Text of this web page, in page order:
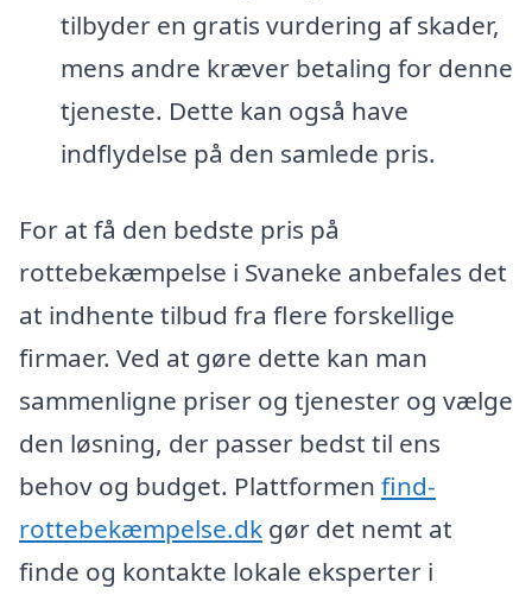
tilbyder en gratis vurdering af skader,
mens andre kræver betaling for denne
tjeneste. Dette kan også have
indflydelse på den samlede pris.
For at få den bedste pris på
rottebekæmpelse i Svaneke anbefales det
at indhente tilbud fra flere forskellige
firmaer. Ved at gøre dette kan man
sammenligne priser og tjenester og vælge
den løsning, der passer bedst til ens
behov og budget. Plattformen find-
rottebekæmpelse.dk gør det nemt at
finde og kontakte lokale eksperter i